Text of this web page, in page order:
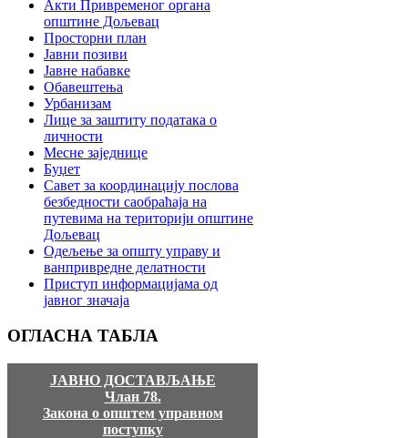
Акти Привременог органа
општине Дољевац
Просторни план
Јавни позиви
Јавне набавке
Обавештења
Урбанизам
Лице за заштиту података о
личности
Месне заједнице
Буџет
Савет за координацију послова
безбедности саобраћаја на
путевима на територији општине
Дољевац
Одељење за општу управу и
ванпривредне делатности
Приступ информацијама од
јавног значаја
ОГЛАСНА ТАБЛА
ЈАВНО ДОСТАВЉАЊЕ
Члан 78.
Закона о општем управном
поступку